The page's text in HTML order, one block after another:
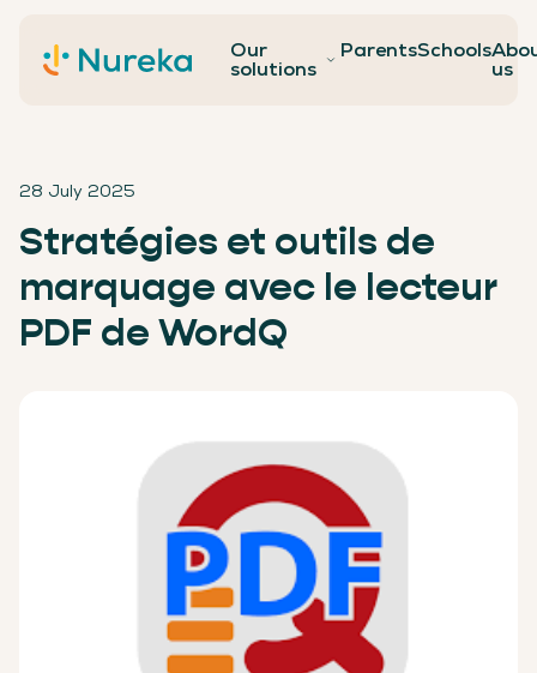
Our
solutions
ParentsSchools
us
Contact
28 July 2025
Stratégies et outils de
marquage avec le lecteur
PDF de WordQ